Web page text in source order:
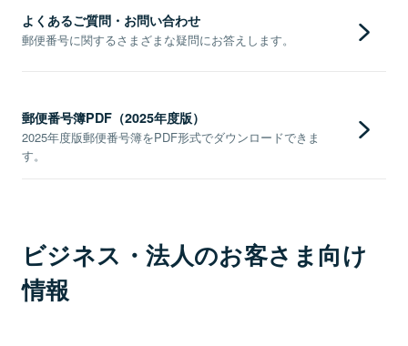
よくあるご質問・お問い合わせ
郵便番号に関するさまざまな疑問にお答えします。
郵便番号簿PDF（2025年度版）
2025年度版郵便番号簿をPDF形式でダウンロードできま
す。
ビジネス・法人のお客さま向け
情報